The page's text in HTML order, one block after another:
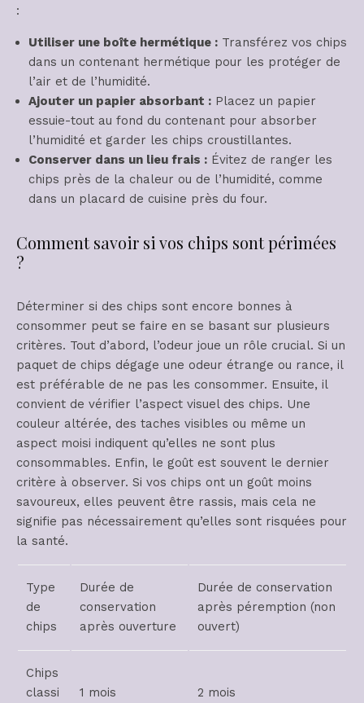
:
Utiliser une boîte hermétique : Transférez vos chips
dans un contenant hermétique pour les protéger de
l’air et de l’humidité.
Ajouter un papier absorbant : Placez un papier
essuie-tout au fond du contenant pour absorber
l’humidité et garder les chips croustillantes.
Conserver dans un lieu frais : Évitez de ranger les
chips près de la chaleur ou de l’humidité, comme
dans un placard de cuisine près du four.
Comment savoir si vos chips sont périmées
?
Déterminer si des chips sont encore bonnes à
consommer peut se faire en se basant sur plusieurs
critères. Tout d’abord, l’odeur joue un rôle crucial. Si un
paquet de chips dégage une odeur étrange ou rance, il
est préférable de ne pas les consommer. Ensuite, il
convient de vérifier l’aspect visuel des chips. Une
couleur altérée, des taches visibles ou même un
aspect moisi indiquent qu’elles ne sont plus
consommables. Enfin, le goût est souvent le dernier
critère à observer. Si vos chips ont un goût moins
savoureux, elles peuvent être rassis, mais cela ne
signifie pas nécessairement qu’elles sont risquées pour
la santé.
Type
de
chips
Durée de
conservation
après ouverture
Durée de conservation
après péremption (non
ouvert)
Chips
classi
1 mois 2 mois